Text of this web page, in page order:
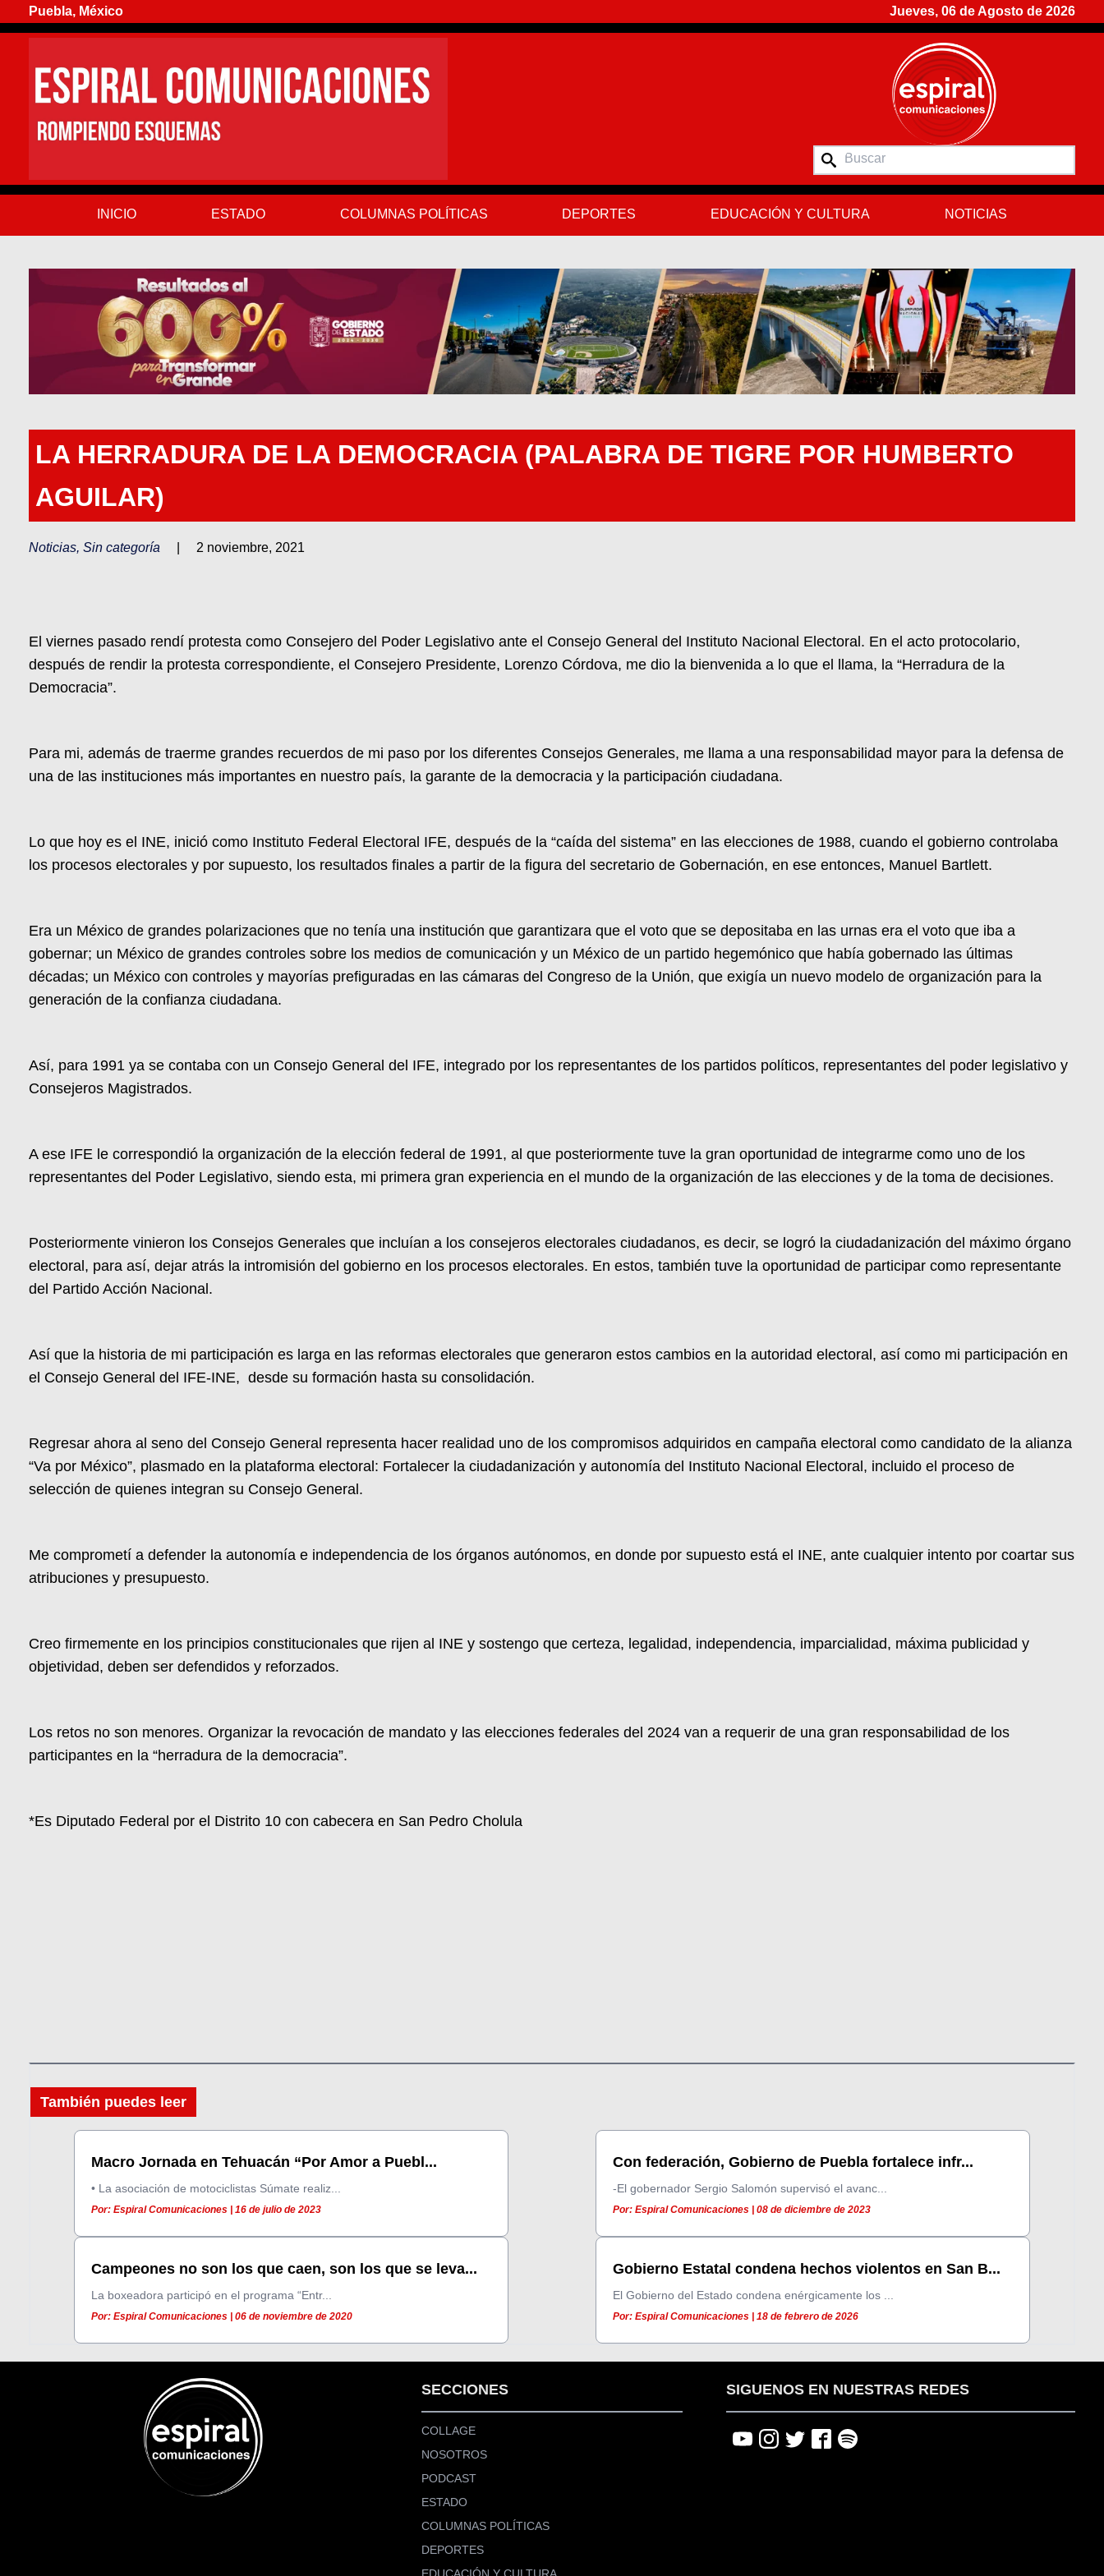
Puebla, México Jueves, 06 de Agosto de 2026
INICIO ESTADO COLUMNAS POLÍTICAS DEPORTES EDUCACIÓN Y CULTURA NOTICIAS
LA HERRADURA DE LA DEMOCRACIA (PALABRA DE TIGRE POR HUMBERTO
AGUILAR)
Noticias,Sin categoría 2 noviembre, 2021
El viernes pasado rendí protesta como Consejero del Poder Legislativo ante el Consejo General del Instituto Nacional Electoral. En el acto protocolario,
después de rendir la protesta correspondiente, el Consejero Presidente, Lorenzo Córdova, me dio la bienvenida a lo que el llama, la “Herradura de la
Democracia”.
Para mi, además de traerme grandes recuerdos de mi paso por los diferentes Consejos Generales, me llama a una responsabilidad mayor para la defensa de
una de las instituciones más importantes en nuestro país, la garante de la democracia y la participación ciudadana.
Lo que hoy es el INE, inició como Instituto Federal Electoral IFE, después de la “caída del sistema” en las elecciones de 1988, cuando el gobierno controlaba
los procesos electorales y por supuesto, los resultados finales a partir de la figura del secretario de Gobernación, en ese entonces, Manuel Bartlett.
Era un México de grandes polarizaciones que no tenía una institución que garantizara que el voto que se depositaba en las urnas era el voto que iba a
gobernar; un México de grandes controles sobre los medios de comunicación y un México de un partido hegemónico que había gobernado las últimas
décadas; un México con controles y mayorías prefiguradas en las cámaras del Congreso de la Unión, que exigía un nuevo modelo de organización para la
generación de la confianza ciudadana.
Así, para 1991 ya se contaba con un Consejo General del IFE, integrado por los representantes de los partidos políticos, representantes del poder legislativo y
Consejeros Magistrados.
A ese IFE le correspondió la organización de la elección federal de 1991, al que posteriormente tuve la gran oportunidad de integrarme como uno de los
representantes del Poder Legislativo, siendo esta, mi primera gran experiencia en el mundo de la organización de las elecciones y de la toma de decisiones.
Posteriormente vinieron los Consejos Generales que incluían a los consejeros electorales ciudadanos, es decir, se logró la ciudadanización del máximo órgano
electoral, para así, dejar atrás la intromisión del gobierno en los procesos electorales. En estos, también tuve la oportunidad de participar como representante
del Partido Acción Nacional.
Así que la historia de mi participación es larga en las reformas electorales que generaron estos cambios en la autoridad electoral, así como mi participación en
el Consejo General del IFE-INE, desde su formación hasta su consolidación.
Regresar ahora al seno del Consejo General representa hacer realidad uno de los compromisos adquiridos en campaña electoral como candidato de la alianza
“Va por México”, plasmado en la plataforma electoral: Fortalecer la ciudadanización y autonomía del Instituto Nacional Electoral, incluido el proceso de
selección de quienes integran su Consejo General.
Me comprometí a defender la autonomía e independencia de los órganos autónomos, en donde por supuesto está el INE, ante cualquier intento por coartar sus
atribuciones y presupuesto.
Creo firmemente en los principios constitucionales que rijen al INE y sostengo que certeza, legalidad, independencia, imparcialidad, máxima publicidad y
objetividad, deben ser defendidos y reforzados.
Los retos no son menores. Organizar la revocación de mandato y las elecciones federales del 2024 van a requerir de una gran responsabilidad de los
participantes en la “herradura de la democracia”.
*Es Diputado Federal por el Distrito 10 con cabecera en San Pedro Cholula
También puedes leer
Macro Jornada en Tehuacán “Por Amor a Puebl...
• La asociación de motociclistas Súmate realiz...
Por: Espiral Comunicaciones | 16 de julio de 2023
Con federación, Gobierno de Puebla fortalece infr...
-El gobernador Sergio Salomón supervisó el avanc...
Por: Espiral Comunicaciones | 08 de diciembre de 2023
Campeones no son los que caen, son los que se leva...
La boxeadora participó en el programa “Entr...
Por: Espiral Comunicaciones | 06 de noviembre de 2020
Gobierno Estatal condena hechos violentos en San B...
El Gobierno del Estado condena enérgicamente los ...
Por: Espiral Comunicaciones | 18 de febrero de 2026
SECCIONES
COLLAGE
NOSOTROS
PODCAST
ESTADO
COLUMNAS POLÍTICAS
DEPORTES
SIGUENOS EN NUESTRAS REDES